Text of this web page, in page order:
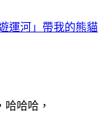
運河」帶我的熊貓
哈哈，